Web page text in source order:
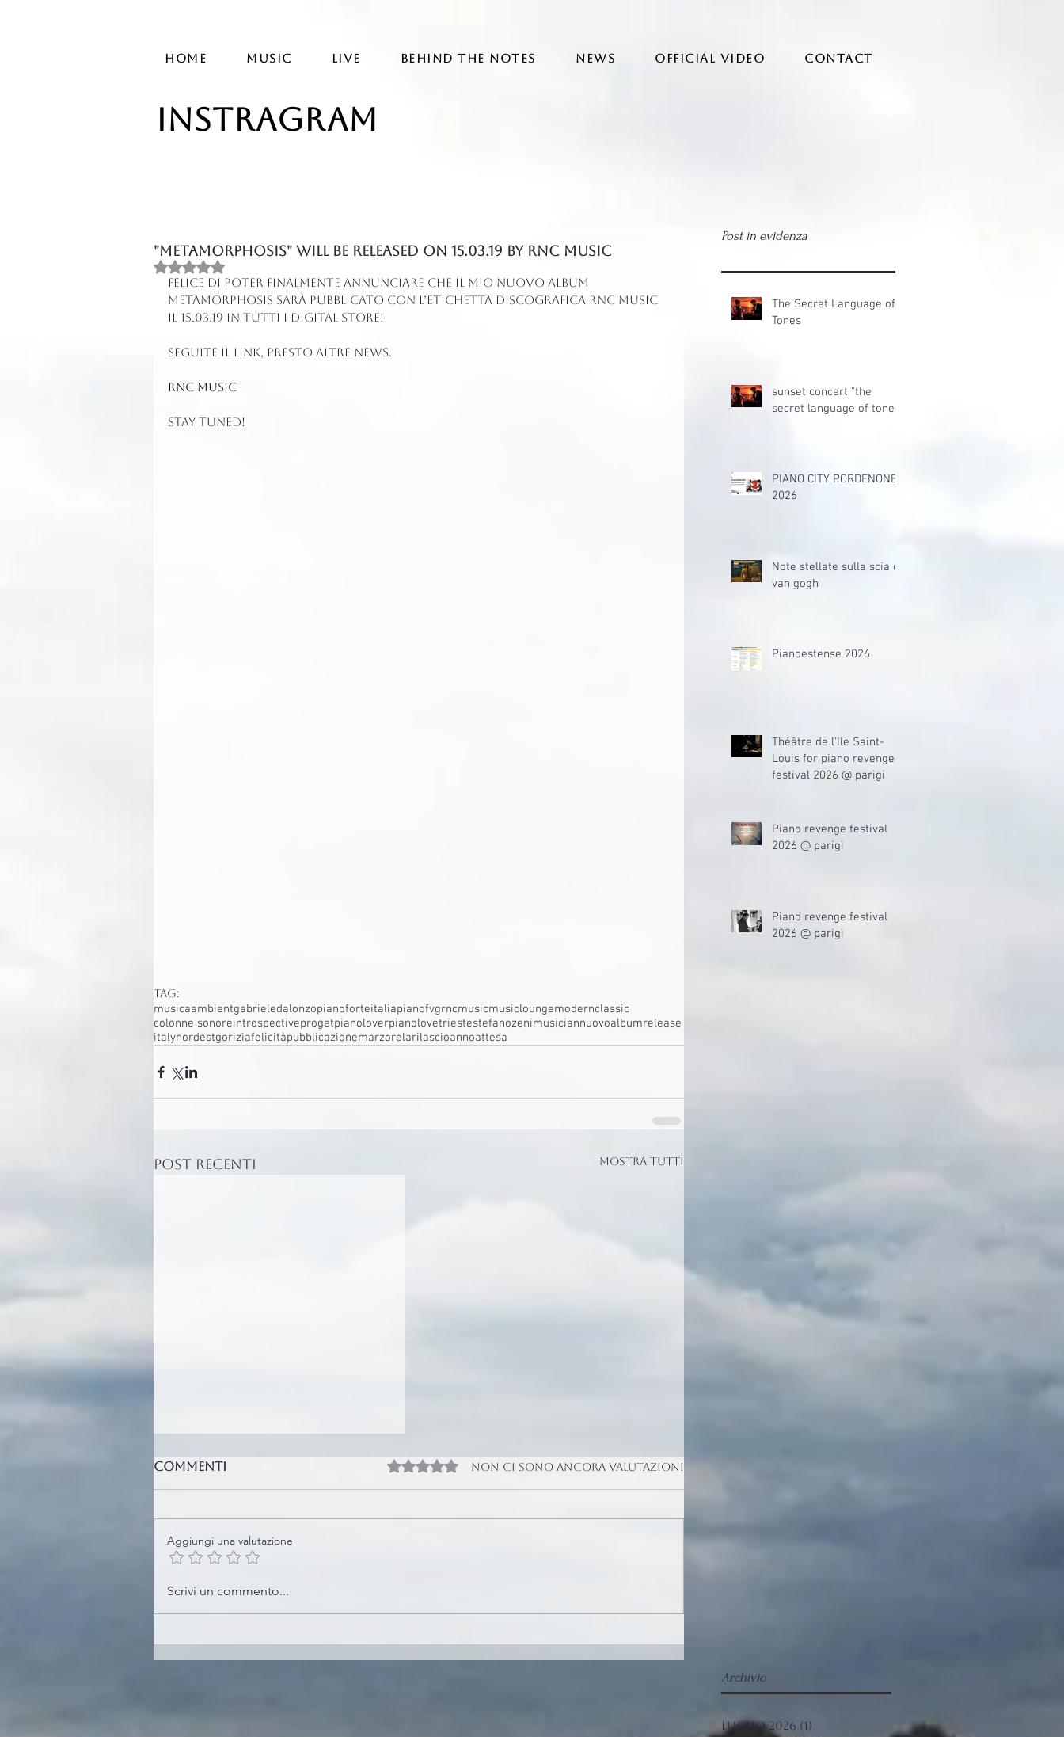
HOME MUSIC LIVE BEHIND THE NOTES NEWS OFFICIAL VIDEO CONTACT
instragram
"METAMORPHOSIS" will be released on 15.03.19 by RNC MUSIC
Valutazione NaN stelle su 5.
Felice di poter finalmente annunciare che il mio nuovo album
METAMORPHOSIS sarà pubblicato con l’etichetta discografica RNC MUSIC
il 15.03.19 in tutti i digital store!
Seguite il link, presto altre news.
RNC MUSIC
Stay tuned!
Tag:
musicaambientgabrieledalonzopianoforteitaliapianofvgrncmusicmusicloungemodernclassic
colonne sonoreintrospectiveprogetpianoloverpianolovetriestestefanozenimusiciannuovoalbumrelease
italynordestgoriziafelicitàpubblicazionemarzorelarilascioannoattesa
Post recenti Mostra tutti
Tones
Commenti Valutazione 0 stelle su 5.Non ci sono ancora valutazioni
Aggiungi una valutazione
Scrivi un commento...
Post in evidenza
The Secret Language of
Tones
sunset concert "the
secret language of tones"
PIANO CITY PORDENONE
2026
Note stellate sulla scia di
van gogh
Pianoestense 2026
Théâtre de l'Ile Saint-
Louis for piano revenge
festival 2026 @ parigi
Piano revenge festival
2026 @ parigi
Piano revenge festival
2026 @ parigi
Archivio
luglio 2026 (1)